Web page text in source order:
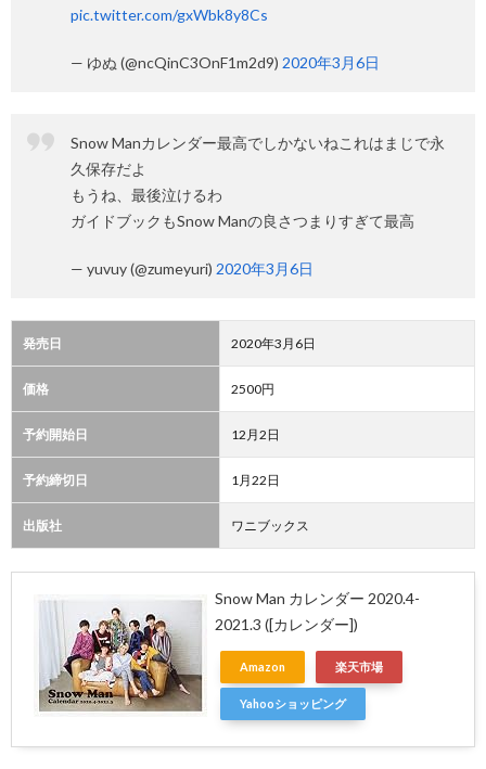
pic.twitter.com/gxWbk8y8Cs
— ゆぬ (@ncQinC3OnF1m2d9) 2020年3月6日
Snow Manカレンダー最高でしかないねこれはまじで永
久保存だよ
もうね、最後泣けるわ
ガイドブックもSnow Manの良さつまりすぎて最高
— yuvuy (@zumeyuri) 2020年3月6日
発売日 2020年3月6日
価格 2500円
予約開始日 12月2日
予約締切日 1月22日
出版社 ワニブックス
Snow Man カレンダー 2020.4-
2021.3 ([カレンダー])
Amazon 楽天市場
Yahooショッピング